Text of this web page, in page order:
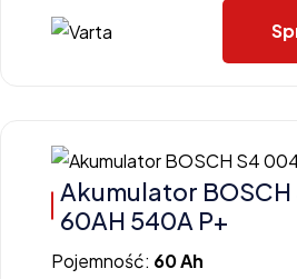
Akumulator
60AH 540A P+
Pojemność: 60 Ah